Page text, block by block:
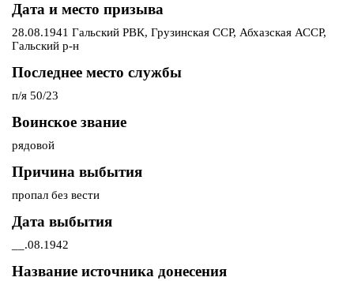
Дата и место призыва
28.08.1941 Гальский РВК, Грузинская ССР, Абхазская АССР,
Гальский р-н
Последнее место службы
п/я 50/23
Воинское звание
рядовой
Причина выбытия
пропал без вести
Дата выбытия
__.08.1942
Название источника донесения